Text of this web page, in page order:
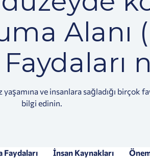
Alanı
ve insanlara sağladığı birçok
bilgi edinin.
Faydaları İnsan Kaynakları